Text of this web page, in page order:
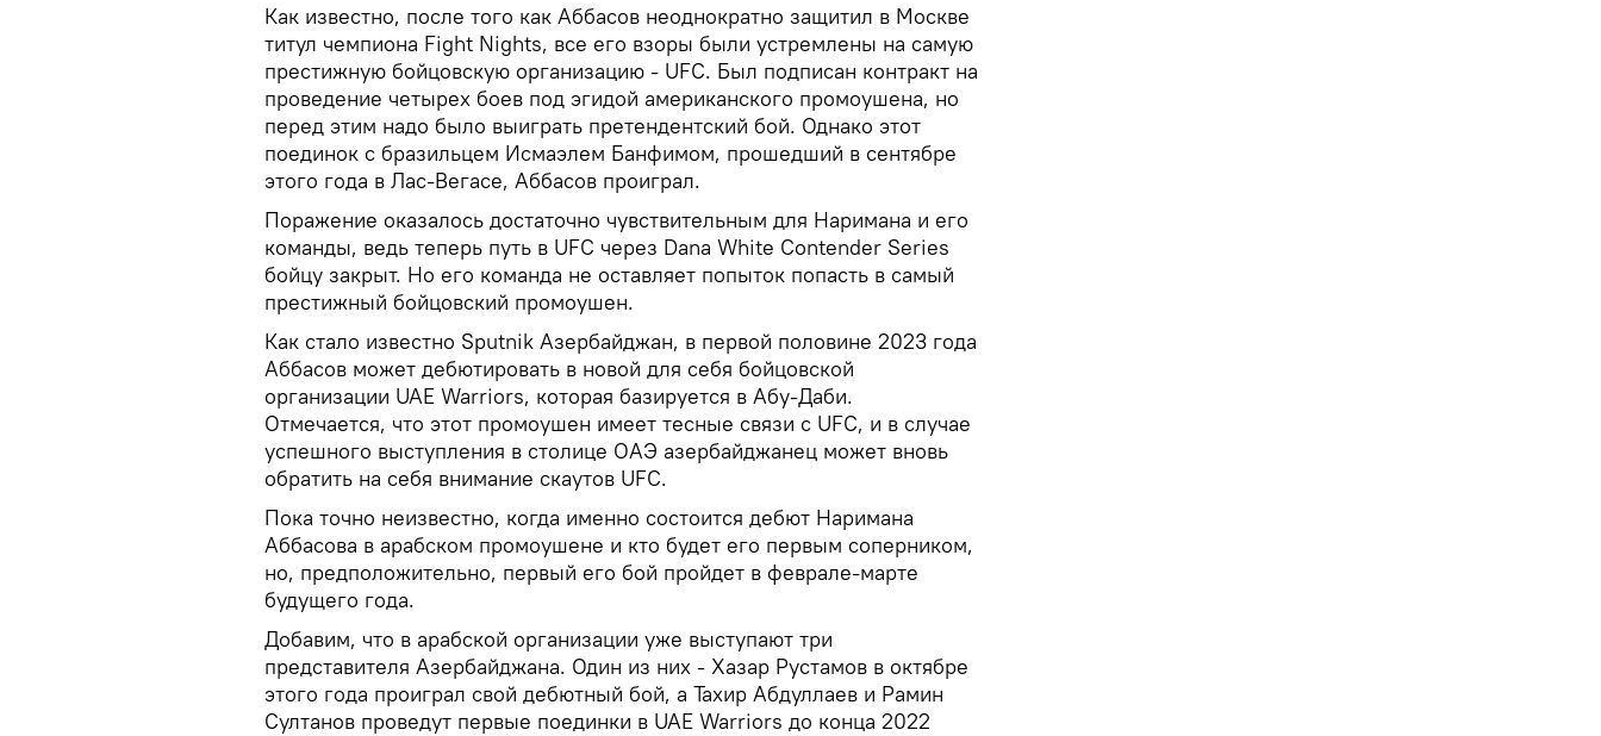
Как известно, после того как Аббасов неоднократно защитил в Москве
титул чемпиона Fight Nights, все его взоры были устремлены на самую
престижную бойцовскую организацию - UFC. Был подписан контракт на
проведение четырех боев под эгидой американского промоушена, но
перед этим надо было выиграть претендентский бой. Однако этот
поединок с бразильцем Исмаэлем Банфимом, прошедший в сентябре
этого года в Лас-Вегасе, Аббасов проиграл.
Поражение оказалось достаточно чувствительным для Наримана и его
команды, ведь теперь путь в UFC через Dana White Contender Series
бойцу закрыт. Но его команда не оставляет попыток попасть в самый
престижный бойцовский промоушен.
Как стало известно Sputnik Азербайджан, в первой половине 2023 года
Аббасов может дебютировать в новой для себя бойцовской
организации UAE Warriors, которая базируется в Абу-Даби.
Отмечается, что этот промоушен имеет тесные связи с UFC, и в случае
успешного выступления в столице ОАЭ азербайджанец может вновь
обратить на себя внимание скаутов UFC.
Пока точно неизвестно, когда именно состоится дебют Наримана
Аббасова в арабском промоушене и кто будет его первым соперником,
но, предположительно, первый его бой пройдет в феврале-марте
будущего года.
Добавим, что в арабской организации уже выступают три
представителя Азербайджана. Один из них - Хазар Рустамов в октябре
этого года проиграл свой дебютный бой, а Тахир Абдуллаев и Рамин
Султанов проведут первые поединки в UAE Warriors до конца 2022